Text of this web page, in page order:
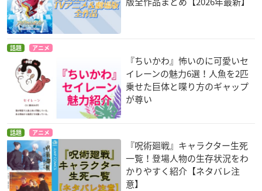
話題 アニメ
『ちいかわ』怖いのに可愛いセ
イレーンの魅力6選！人魚を2匹
乗せた巨体と喋り方のギャップ
が尊い
話題 アニメ
『呪術廻戦』キャラクター生死
一覧！登場人物の生存状況をわ
かりやすく紹介【ネタバレ注
意】